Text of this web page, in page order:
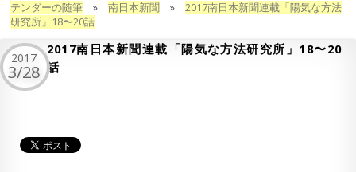
テンダーの随筆» 南日本新聞 » 2017南日本新聞連載「陽気な方法
研究所」18〜20話
2017南日本新聞連載「陽気な方法研究所」18〜20
話
2017
3/28